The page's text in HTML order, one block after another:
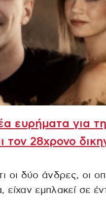
ευρήματα για
τον 28χρονο
οι δύο άνδρες, οι
είχαν εμπλακεί σε